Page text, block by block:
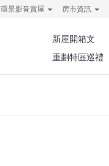
環景影音賞屋 房市資訊
新屋開箱文
重劃特區巡禮